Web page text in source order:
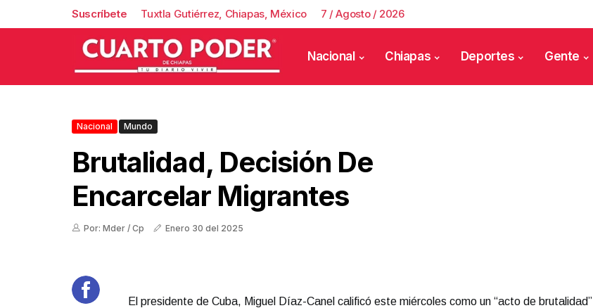
Suscríbete Tuxtla Gutiérrez, Chiapas, México 7 / Agosto / 2026
Nacional Chiapas Deportes Gente
Nacional Mundo
Brutalidad, Decisión De
Encarcelar Migrantes
Por: Mder / Cp Enero 30 del 2025
El presidente de Cuba, Miguel Díaz-Canel calificó este miércoles como un “acto de brutalidad”